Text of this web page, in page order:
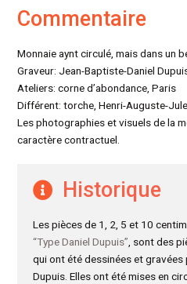
Commentaire
Monnaie aynt circulé, mais dans un
Graveur: Jean-Baptiste-Daniel Dupuis
Ateliers: corne d’abondance, Paris
Différent: torche, Henri-Auguste-
Les photographies et visuels de la
caractère contractuel.
Historique
Les pièces de 1, 2, 5 et 10
“Type Daniel Dupuis” , sont des
qui ont été dessinées et gravées
Dupuis. Elles ont été mises en